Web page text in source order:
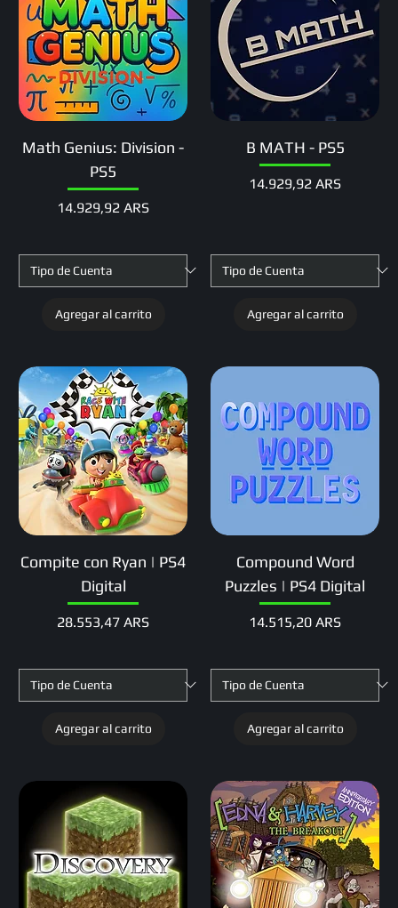
Math Genius: Division -
PS5
Precio
14.929,92 ARS
Agregar al carrito
B MATH - PS5
Precio
14.929,92 ARS
Agregar al carrito
Compite con Ryan | PS4
Digital
Precio
28.553,47 ARS
Agregar al carrito
Compound Word
Puzzles | PS4 Digital
Precio
14.515,20 ARS
Agregar al carrito